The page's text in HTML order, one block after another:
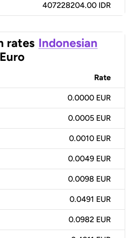
407228204.00 IDR
rates Indonesian
Euro
Rate
0.0000 EUR
0.0005 EUR
0.0010 EUR
0.0049 EUR
0.0098 EUR
0.0491 EUR
0.0982 EUR